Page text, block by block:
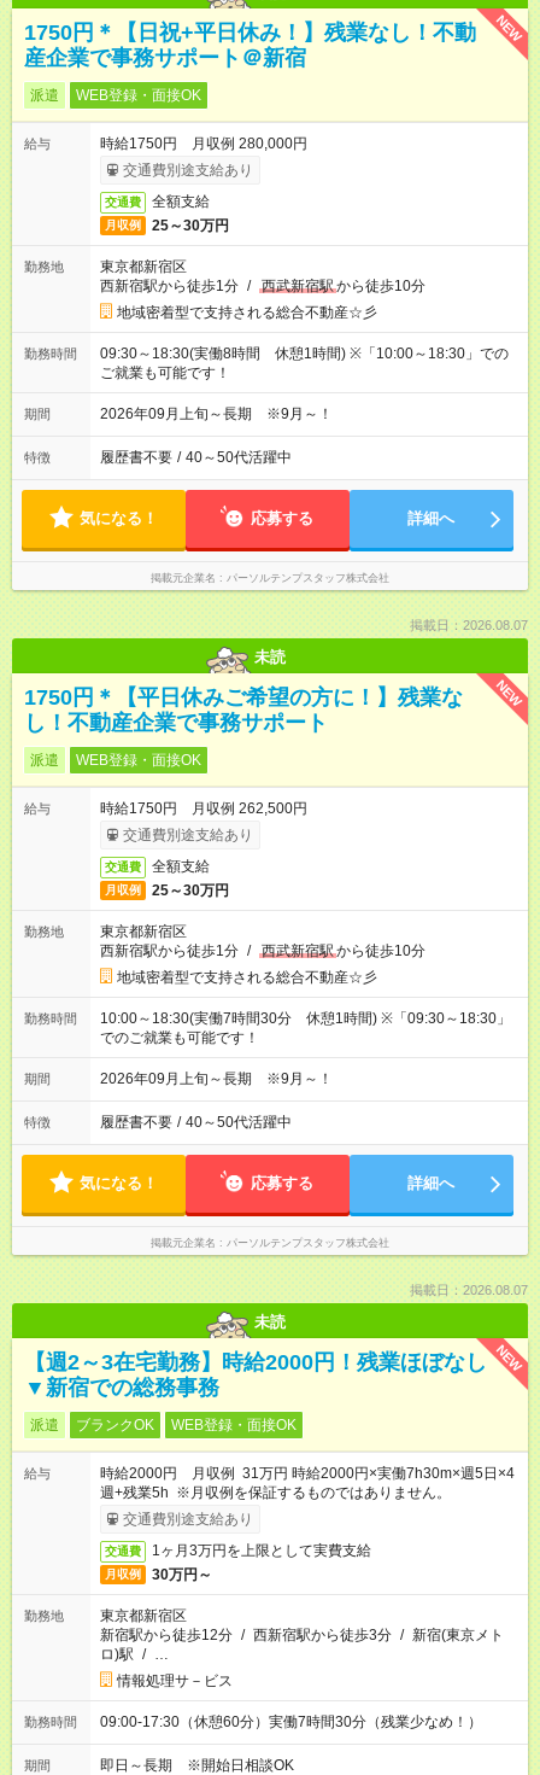
NEW
1750円＊【日祝+平日休み！】残業なし！不動
産企業で事務サポート＠新宿
派遣 WEB登録・面接OK
給与
時給1750円 月収例 280,000円
交通費別途支給あり
交通費 全額支給
月収例 25～30万円
勤務地
東京都新宿区
西新宿駅から徒歩1分 / 西武新宿駅から徒歩10分
地域密着型で支持される総合不動産☆彡
勤務時間
09:30～18:30(実働8時間 休憩1時間) ※「10:00～18:30」での
ご就業も可能です！
期間 2026年09月上旬～長期 ※9月～！
特徴 履歴書不要 / 40～50代活躍中
気になる！ 応募する 詳細へ
掲載元企業名 パーソルテンプスタッフ株式会社
掲載日：2026.08.07
未読
NEW
1750円＊【平日休みご希望の方に！】残業な
し！不動産企業で事務サポート
派遣 WEB登録・面接OK
給与
時給1750円 月収例 262,500円
交通費別途支給あり
交通費 全額支給
月収例 25～30万円
勤務地
東京都新宿区
西新宿駅から徒歩1分 / 西武新宿駅から徒歩10分
地域密着型で支持される総合不動産☆彡
勤務時間
10:00～18:30(実働7時間30分 休憩1時間) ※「09:30～18:30」
でのご就業も可能です！
期間 2026年09月上旬～長期 ※9月～！
特徴 履歴書不要 / 40～50代活躍中
気になる！ 応募する 詳細へ
掲載元企業名 パーソルテンプスタッフ株式会社
掲載日：2026.08.07
未読
NEW
【週2～3在宅勤務】時給2000円！残業ほぼなし
▼新宿での総務事務
派遣 ブランクOK WEB登録・面接OK
給与
時給2000円 月収例 31万円 時給2000円×実働7h30m×週5日×4
週+残業5h ※月収例を保証するものではありません。
交通費別途支給あり
交通費 1ヶ月3万円を上限として実費支給
月収例 30万円～
勤務地
東京都新宿区
新宿駅から徒歩12分 / 西新宿駅から徒歩3分 / 新宿(東京メト
ロ)駅 / …
情報処理サ－ビス
勤務時間 09:00-17:30（休憩60分）実働7時間30分（残業少なめ！）
期間 即日～長期 ※開始日相談OK